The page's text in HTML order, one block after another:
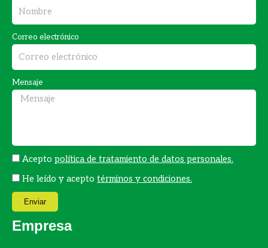
e
b
o
o
k
t
a
g
r
a
m
Correo electrónico
Mensaje
Acepto política de tratamiento de datos personales.
He leído y acepto términos y condiciones.
Enviar
Empresa